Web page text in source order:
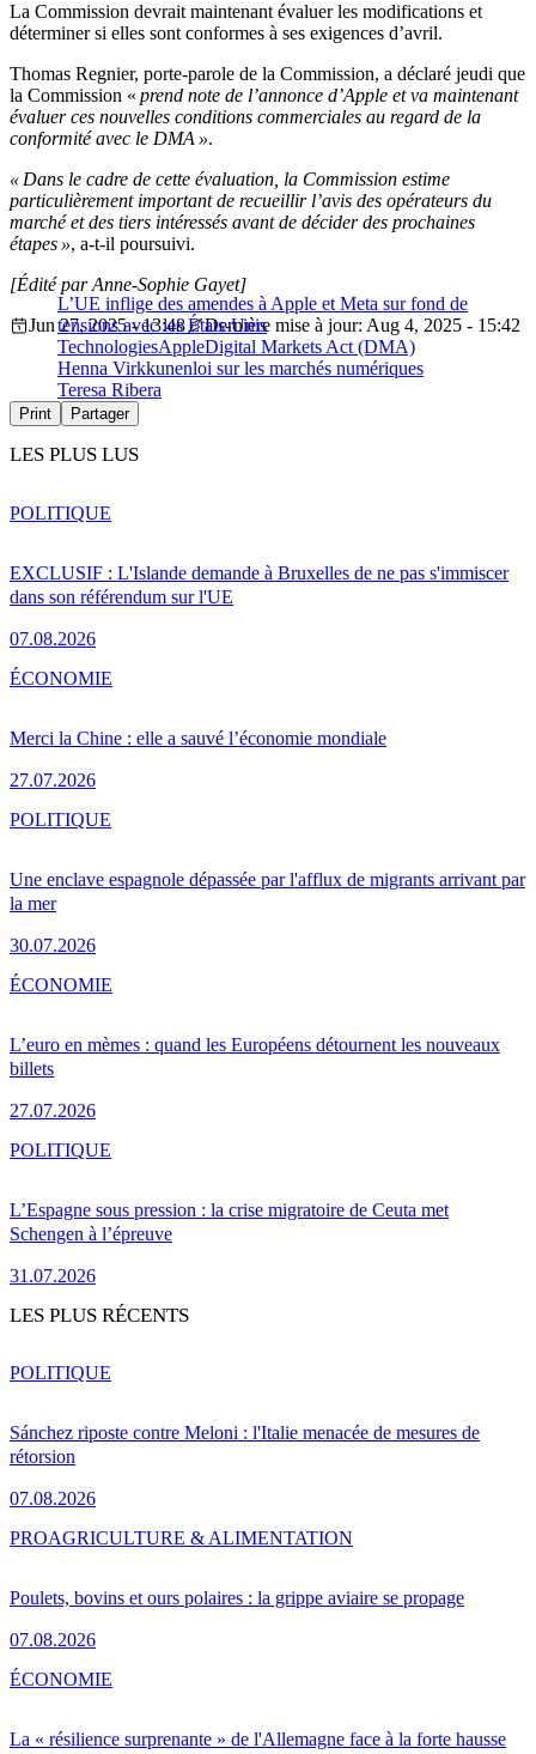
La Commission devrait maintenant évaluer les modifications et
déterminer si elles sont conformes à ses exigences d’avril.
Thomas Regnier, porte-parole de la Commission, a déclaré jeudi que
la Commission « prend note de l’annonce d’Apple et va maintenant
évaluer ces nouvelles conditions commerciales au regard de la
conformité avec le DMA ».
« Dans le cadre de cette évaluation, la Commission estime
particulièrement important de recueillir l’avis des opérateurs du
marché et des tiers intéressés avant de décider des prochaines
étapes », a-t-il poursuivi.
L’UE inflige des amendes à Apple et Meta sur fond de
tensions avec les États-Unis
[Édité par Anne-Sophie Gayet]
Jun 27, 2025 - 13:48
Dernière mise à jour: Aug 4, 2025 - 15:42
TechnologiesAppleDigital Markets Act (DMA)
Henna Virkkunenloi sur les marchés numériques
Teresa Ribera
Print Partager
LES PLUS LUS
EXCLUSIF : L'Islande demande à Bruxelles de ne pas s'immiscer
dans son référendum sur l'UE
07.08.2026
POLITIQUE
Merci la Chine : elle a sauvé l’économie mondiale
27.07.2026
ÉCONOMIE
Une enclave espagnole dépassée par l'afflux de migrants arrivant par
la mer
30.07.2026
POLITIQUE
L’euro en mèmes : quand les Européens détournent les nouveaux
billets
27.07.2026
ÉCONOMIE
L’Espagne sous pression : la crise migratoire de Ceuta met
Schengen à l’épreuve
31.07.2026
POLITIQUE
LES PLUS RÉCENTS
Sánchez riposte contre Meloni : l'Italie menacée de mesures de
rétorsion
07.08.2026
POLITIQUE
Poulets, bovins et ours polaires : la grippe aviaire se propage
07.08.2026
PROAGRICULTURE & ALIMENTATION
La « résilience surprenante » de l'Allemagne face à la forte hausse
ÉCONOMIE